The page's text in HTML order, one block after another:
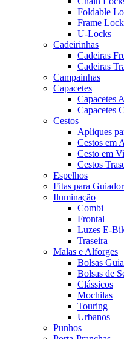
Foldable
Frame
U-Locks
Cadeirinhas
Cadeiras
Cadeiras
Campainhas
Capacetes
Capacetes
Capacetes
Cestos
Apliques
Cestos em
Cesto em
Cestos
Espelhos
Fitas para Guiador
Iluminação
Combi
Frontal
Luzes E-
Traseira
Malas e Alforges
Bolsas
Bolsas de
Clássicos
Mochilas
Touring
Urbanos
Punhos